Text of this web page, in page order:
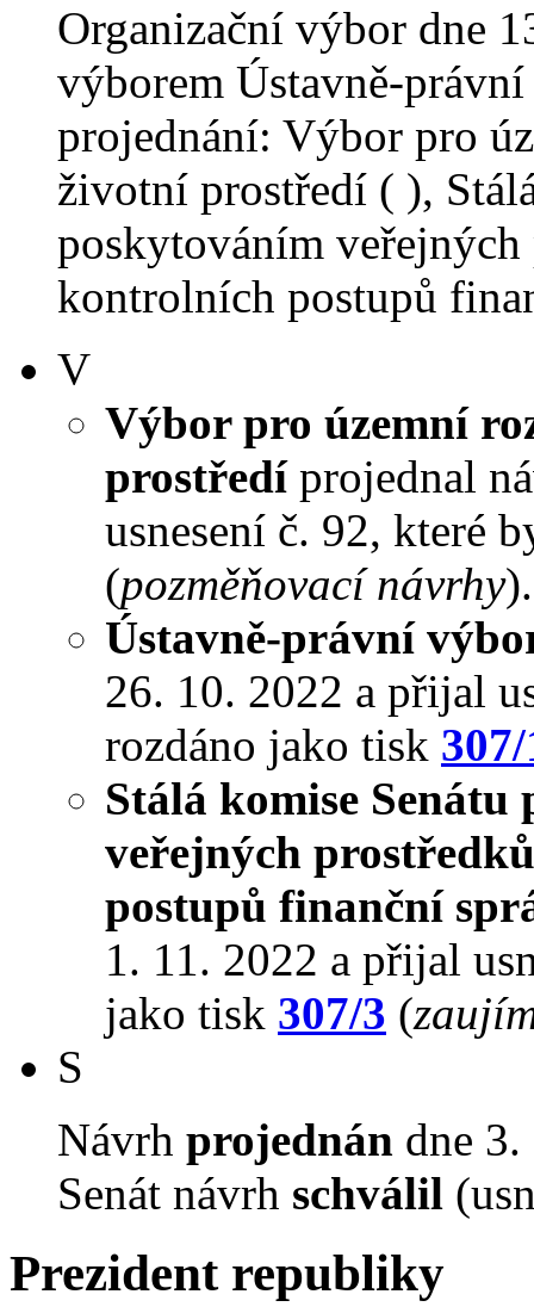
Organizační výbor dne
výborem Ústavně-
projednání: Výbor pro
životní prostředí ( ),
poskytováním
kontrolních postupů
V
Výbor pro územní
prostředíprojednal
usnesení č. 92, které
(pozměňovací návrhy).
Ústavně-právní
26. 10. 2022 a přijal
rozdáno jako tisk
Stálá komise
veřejných
postupů finanční
1. 11. 2022 a přijal
jako tisk 307/3 (
S
Návrh projednán dne
Senát návrh schválil
Prezident republiky